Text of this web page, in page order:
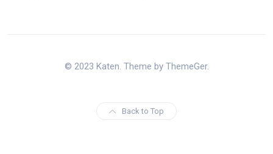
© 2023 Katen. Theme by ThemeGer.
Back to Top